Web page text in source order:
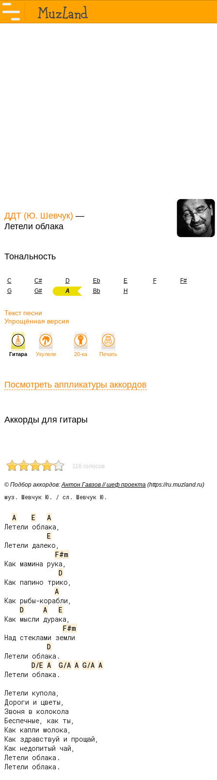
ДДТ (Ю. Шевчук) —
Летели облака
Тональность
C C# D Eb E F
F#
G
G# A Bb H
Текст песни
Упрощённая версия
Аккорды для гитары
116 голосов
© Подбор аккордов:Антон Гавзов // шеф проекта (https://ru.muzland.ru)
муз. Шевчук Ю. / сл. Шевчук Ю.
A E
A
Летели облака,
E
Летели далеко,
F#m
Как мамина рука,
D
Как папино трико,
A
Как рыбы-корабли,
D
A
E
Как мысли дурака,
F#m
Над стеклами земли
D
Летели облака.
D/E A G/A A G/A A
Летели облака.
Летели купола,
Дороги и цветы,
Звоня в колокола
Беспечные, как ты,
Как капли молока,
Как здравствуй и прощай,
Как недопитый чай,
Летели облака.
Летели облака.
Гитара Укулеле 20-ка Печать
Посмотреть аппликатуры аккордов